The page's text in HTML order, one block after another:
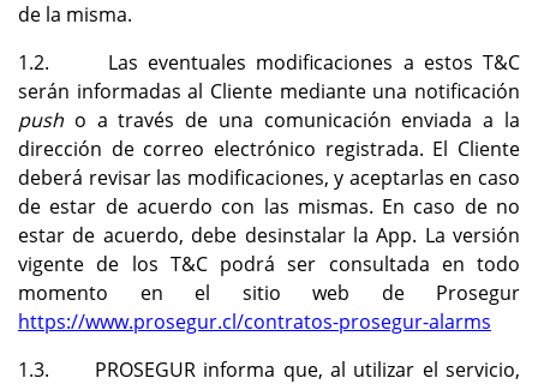
de la misma.
1.2. Las eventuales modificaciones a estos T&C
serán informadas al Cliente mediante una notificación
push o a través de una comunicación enviada a la
dirección de correo electrónico registrada. El Cliente
deberá revisar las modificaciones, y aceptarlas en caso
de estar de acuerdo con las mismas. En caso de no
estar de acuerdo, debe desinstalar la App. La versión
vigente de los T&C podrá ser consultada en todo
momento en el sitio web de Prosegur
https://www.prosegur.cl/contratos-prosegur-alarms
1.3. PROSEGUR informa que, al utilizar el servicio,